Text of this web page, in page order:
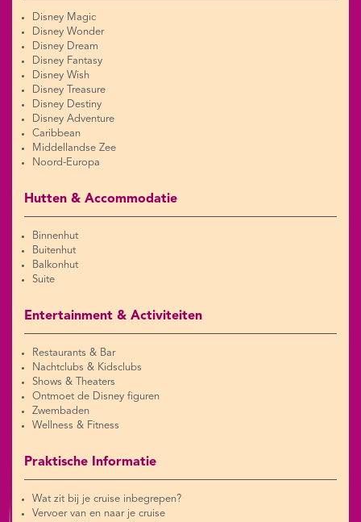
Disney Magic
Disney Wonder
Disney Dream
Disney Fantasy
Disney Wish
Disney Treasure
Disney Destiny
Disney Adventure
Caribbean
Middellandse Zee
Noord-Europa
Hutten & Accommodatie
Binnenhut
Buitenhut
Balkonhut
Suite
Entertainment & Activiteiten
Restaurants & Bar
Nachtclubs & Kidsclubs
Shows & Theaters
Ontmoet de Disney figuren
Zwembaden
Wellness & Fitness
Praktische Informatie
Wat zit bij je cruise inbegrepen?
Vervoer van en naar je cruise